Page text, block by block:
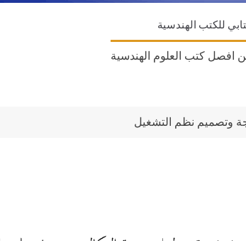
للكتب الهندسية
افصل كتب العلوم الهندسية
وتصميم نظم التشغيل